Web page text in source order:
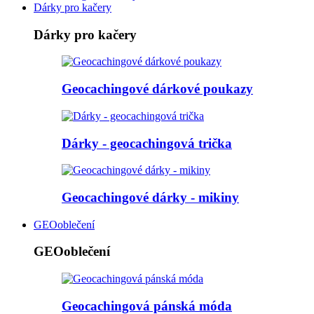
Dárky pro kačery
Dárky pro kačery
Geocachingové dárkové poukazy
Dárky - geocachingová trička
Geocachingové dárky - mikiny
GEOoblečení
GEOoblečení
Geocachingová pánská móda